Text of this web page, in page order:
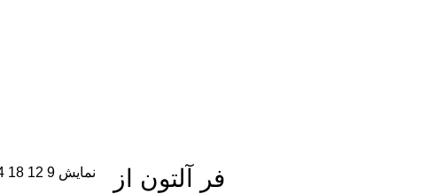
فر آلتون از
نمایش9
12
18